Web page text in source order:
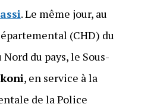
. Le même jour, au
(CHD) du
du pays, le Sous-
, en service à la
de la Police